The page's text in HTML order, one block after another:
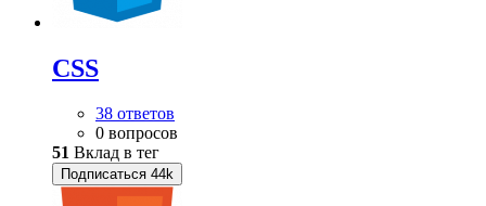
CSS
38 ответов
0 вопросов
51 Вклад в тег
Подписаться 44k